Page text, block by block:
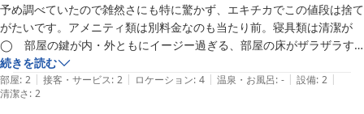
予め調べていたので雑然さにも特に驚かず、エキチカでこの値段は捨て
がたいです。アメニティ類は別料金なのも当たり前。寝具類は清潔が
◯　部屋の鍵が内・外ともにイージー過ぎる、部屋の床がザラザラす
るのが△
続きを読む
部屋: 2 | 接客・サービス: 2 | ロケーション: 4 | 温泉・お風呂: - | 設備: 2 |
清潔さ: 2